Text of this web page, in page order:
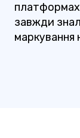
завжди
маркування